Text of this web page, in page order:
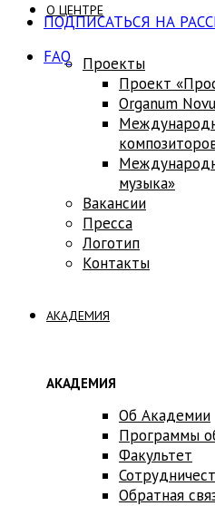
ПОДПИСАТЬСЯ НА
FAQ
О ЦЕНТРЕ
Проекты
Проект
Оrganum
музыка»
Вакансии
Пресса
Логотип
Контакты
АКАДЕМИЯ
АКАДЕМИЯ
Об Академии
Программы
Факультет
Обратная